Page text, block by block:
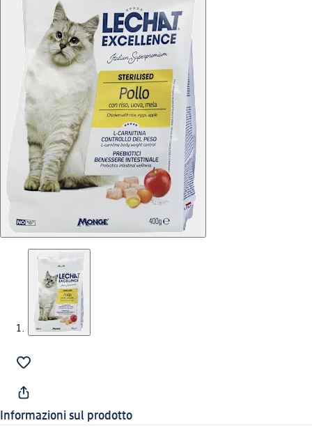
Informazioni sul prodotto